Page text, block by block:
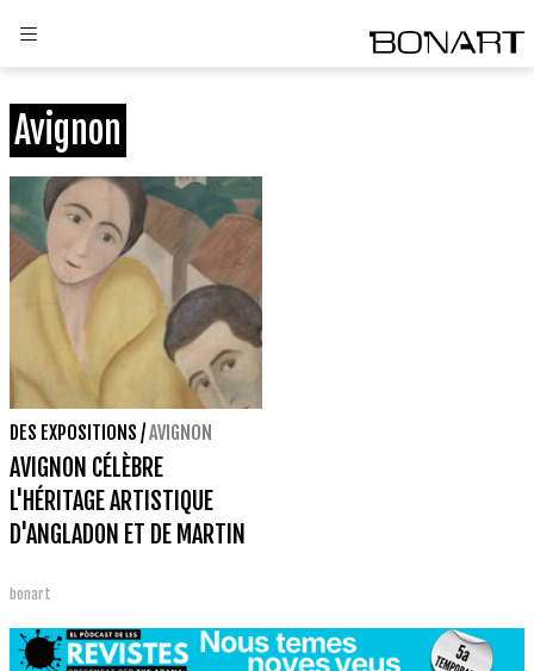
Avignon
DES EXPOSITIONS /AVIGNON
AVIGNON CÉLÈBRE
L'HÉRITAGE ARTISTIQUE
D'ANGLADON ET DE MARTIN
bonart